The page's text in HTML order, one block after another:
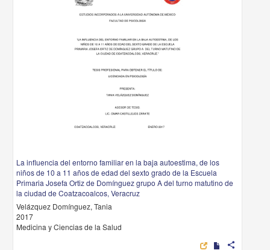
La influencia del entorno familiar en la baja autoestima, de los
niños de 10 a 11 años de edad del sexto grado de la Escuela
Primaria Josefa Ortiz de Domínguez grupo A del turno matutino de
la ciudad de Coatzacoalcos, Veracruz
Velázquez Domínguez, Tania
2017
Medicina y Ciencias de la Salud
share